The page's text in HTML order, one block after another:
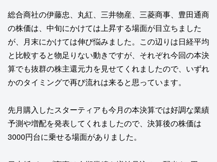
総合商社の伊藤忠、丸紅、三井物産、三菱商事、豊田通商
の株価は、中旬にかけては上昇する場面が目立ちました
が、月末にかけては伸び悩みました。この辺りは日経平均
と比較すると物足りない動きですが、それぞれ今回の本決
算でも抜群の株主還元力を見せてくれましたので、いずれ
かのタイミングで再び流れは来ると思っています。
先月購入したスターティアも今月の本決算では好調な業績
予測や増配を発表してくれましたので、決算後の株価は
3000円台に乗せる場面がありました。